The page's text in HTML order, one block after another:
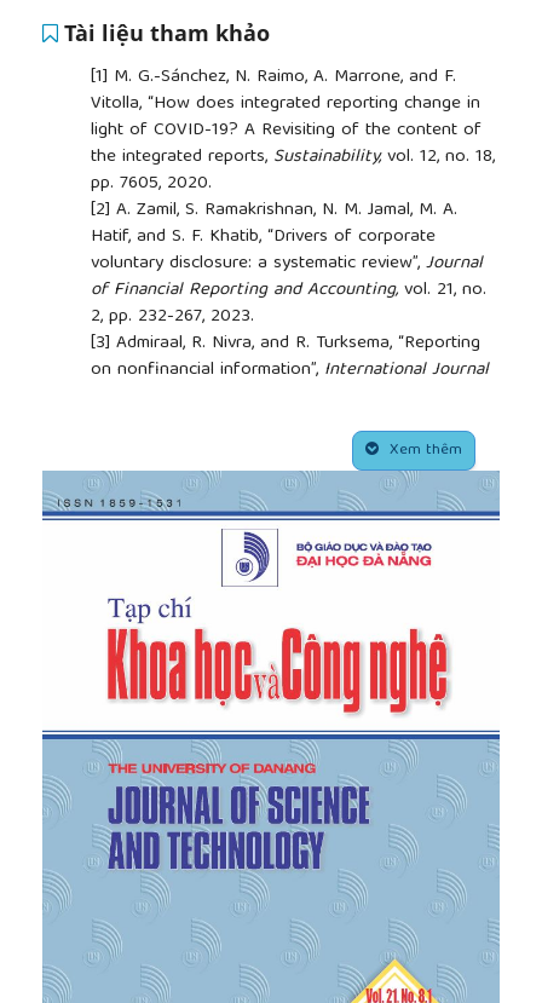
Tài liệu tham khảo
[1] M. G.-Sánchez, N. Raimo, A. Marrone, and F.
Vitolla, “How does integrated reporting change in
light of COVID-19? A Revisiting of the content of
the integrated reports, Sustainability,vol. 12, no. 18,
pp. 7605, 2020.
[2] A. Zamil, S. Ramakrishnan, N. M. Jamal, M. A.
Hatif, and S. F. Khatib, “Drivers of corporate
voluntary disclosure: a systematic review”,Journal
of Financial Reporting and Accounting,vol. 21, no.
2, pp. 232-267, 2023.
[3] Admiraal, R. Nivra, and R. Turksema, “Reporting
on nonfinancial information”, International Journal
Dowling and J. Preffer, “Organizational
legitimacy: social values and organizational
behavior”,The Pacific Sociological Review,vol. 18,
no. 1, pp. 122-136, 1975.
“Guidance on audit issues arising from the
Covid-19 (Coronavirus) pandemic”,
Reporting Council,
https://www.frc.org.uk/news/march-2020/guidance-
on-audit-issues-arising-from-the-covid-19
[Accessed October 08, 2022].
Li, G. Liao, and K. Albitar, “Does corporate
environmental responsibility engagement affect
firm value? The mediating role of corporate
innovation”,Business Strategy and the
Environment, vol.29, no. 3, pp. 1045-1055, 2020.
[7]M. Gerged, E. Beddewela, and C. J. Cowton, “Is
corporate environmental disclosure associated with
firm value? A multicountry study of Gulf
Cooperation Council firms”,Business Strategy and
the Environment,
vol. 30, no. 1, pp. 185-203, 2021.
Khlif, A. Guidara, and M. Souissi, “Corporate
Xem thêm